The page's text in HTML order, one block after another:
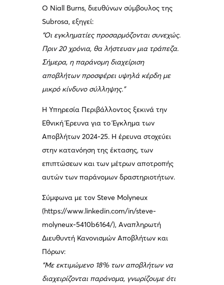
Ο Niall Burns, διευθύνων σύμβουλος της
Subrosa, εξηγεί:
“Οι εγκληματίες προσαρμόζονται συνεχώς.
Πριν 20 χρόνια, θα λήστευαν μια τράπεζα.
Σήμερα, η παράνομη διαχείριση
αποβλήτων προσφέρει υψηλά κέρδη με
μικρό κίνδυνο σύλληψης.”
Η Υπηρεσία Περιβάλλοντος ξεκινά την
Εθνική Έρευνα για το Έγκλημα των
Αποβλήτων 2024-25. Η έρευνα στοχεύει
στην κατανόηση της έκτασης, των
επιπτώσεων και των μέτρων αποτροπής
αυτών των παράνομων δραστηριοτήτων.
Σύμφωνα με τον Steve Molyneux
(https://www.linkedin.com/in/steve-
molyneux-5410b6164/), Αναπληρωτή
Διευθυντή Κανονισμών Αποβλήτων και
Πόρων:
“Με εκτιμώμενο 18% των αποβλήτων να
διαχειρίζονται παράνομα, γνωρίζουμε ότι